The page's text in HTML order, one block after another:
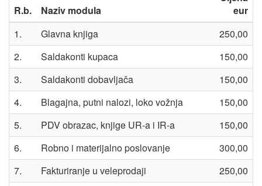
R.b. Naziv modula
eur
1.
Glavna knjiga
250,00
2.
Saldakonti kupaca
150,00
3.
Saldakonti dobavljača
150,00
4.
Blagajna, putni nalozi, loko vožnja
150,00
5.
PDV obrazac, knjige UR-a i IR-a
150,00
6.
Robno i materijalno poslovanje
300,00
7.
Fakturiranje u veleprodaji
250,00